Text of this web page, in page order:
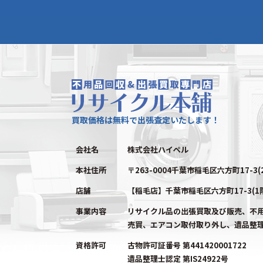
買取価格は無料で出張査定いたします！
会社名
株式会社ハイペル
本社住所
〒263-0004千葉市稲毛区六方町17-
店舗
【稲毛店】千葉市稲毛区六方町17-3(1
事業内容
リサイクル品の出張買取及び販売、不
売買、エアコン取付取り外し、遺品整
資格許可
古物許可証番号 第441420001722
遺品整理士認定 第IS24922号